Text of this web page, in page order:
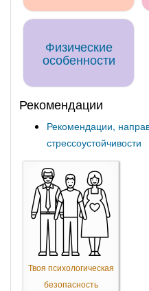
Физические
особенности
Рекомендации
Рекомендации,
стрессоустойчивости
Твоя психологическая
безопасность